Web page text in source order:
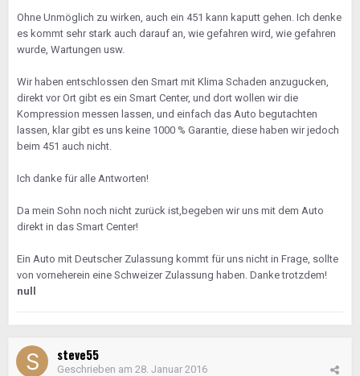
Ohne Unmöglich zu wirken, auch ein 451 kann kaputt gehen. Ich denke
es kommt sehr stark auch darauf an, wie gefahren wird, wie gefahren
wurde, Wartungen usw.
Wir haben entschlossen den Smart mit Klima Schaden anzugucken,
direkt vor Ort gibt es ein Smart Center, und dort wollen wir die
Kompression messen lassen, und einfach das Auto begutachten
lassen, klar gibt es uns keine 1000 % Garantie, diese haben wir jedoch
beim 451 auch nicht.
Ich danke für alle Antworten!
Da mein Sohn noch nicht zurück ist,begeben wir uns mit dem Auto
direkt in das Smart Center!
Ein Auto mit Deutscher Zulassung kommt für uns nicht in Frage, sollte
von vorneherein eine Schweizer Zulassung haben. Danke trotzdem!
null
steve55
Geschrieben am 28. Januar 2016